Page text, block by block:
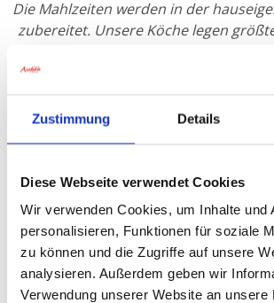
Zustimmung Details
Diese Webseite verwendet Cookies
Wir verwenden Cookies, um Inhalte und
personalisieren, Funktionen für soziale
zu können und die Zugriffe auf unsere
analysieren. Außerdem geben wir
Verwendung unserer Website an unsere
Die Mahlzeiten werden in der
zubereitet. Unsere Köche legen
gutes Essen hält Leib und Seele
ausgewählt. Es kann
Zimmer gespeist werden. Es stehen
Menüs zur Auswahl, neben der
gibt es auch immer ein vegetarisches
dem Frühstück, Mittag- und
auch ein tägliches Kaffee- und
Spätmahlzeit an.